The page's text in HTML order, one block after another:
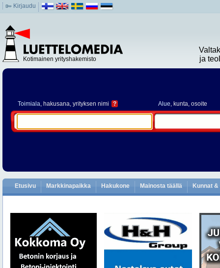
Kirjaudu
Kotimainen yrityshakemisto
ja
Toimiala, hakusana, yrityksen nimi ? Alue, kunta, osoite
Etusivu Markkinapaikka Hakukone Mainosta täällä Kunnat